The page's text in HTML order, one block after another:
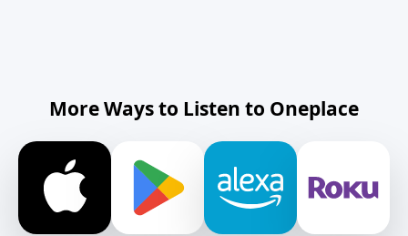
More Ways to Listen to Oneplace